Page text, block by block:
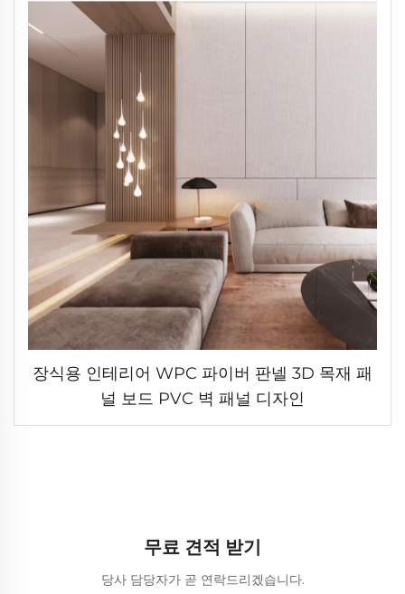
장식용 인테리어 WPC 파이버 판넬 3D 목재 패
널 보드 PVC 벽 패널 디자인
무료 견적 받기
당사 담당자가 곧 연락드리겠습니다.